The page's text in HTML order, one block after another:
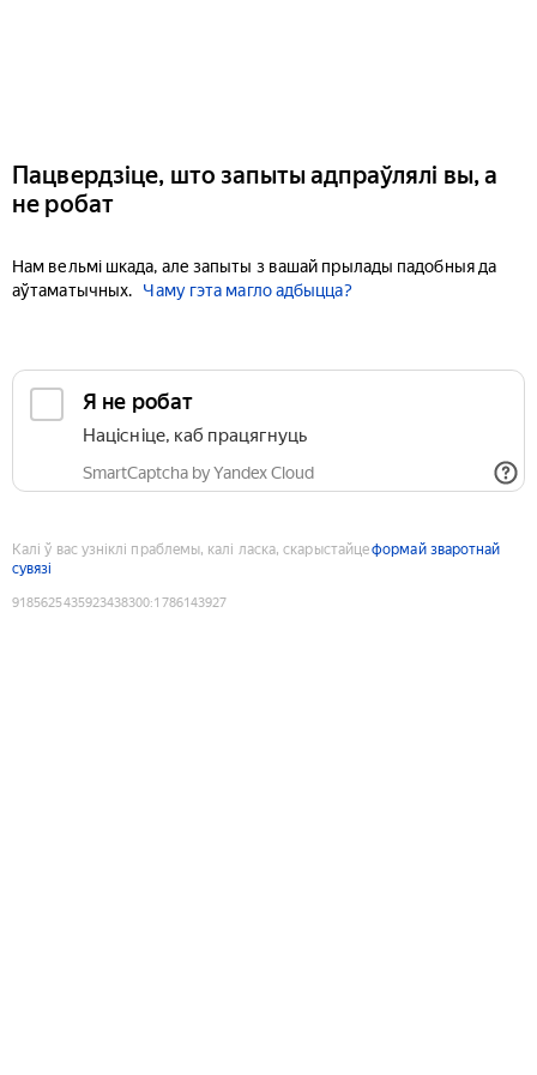
Пацвердзіце, што запыты адпраўлялі вы, а
не робат
Нам вельмі шкада, але запыты з вашай прылады падобныя да
аўтаматычных.
Чаму гэта магло адбыцца?
Я не робат
Націсніце, каб працягнуць
SmartCaptcha by Yandex Cloud
Калі ў вас узніклі праблемы, калі ласка, скарыстайцеформай зваротнай
сувязі
9185625435923438300:1786143927